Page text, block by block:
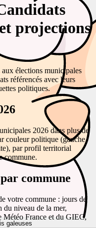
galeuses
projections
élections municipales
référencés avec leurs
politiques.
2026 dans plus de
couleur politique (gauche,
par profil territorial
commune.
commune
votre commune : jours de
du niveau de la mer,
Météo France et du GIEC,